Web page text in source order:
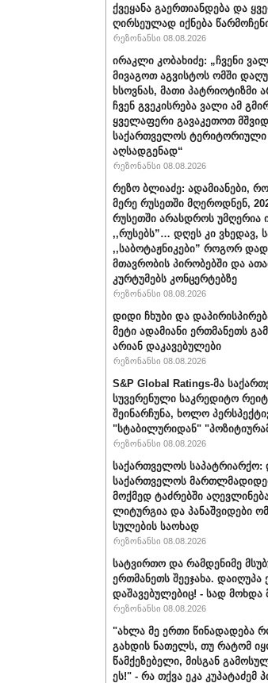
ქვეყანა გაერთიანდება და
ღირსეულად იქნება
რეზონანსი 08.08.2026
ირაკლი კობახიძე: „ჩვენი
მივაგოთ აგვისტოს ომში
ხსოვნას, მათი პატრიოტიზმი
ჩვენ გვეკისრება ვალი ამ
ყველაფერი გავაკეთოთ
საქართველოს ტერიტორიული
აღსადგენად“
რეზონანსი 08.08.2026
რეზო ბლიაძე: ადამიანები,
მერე რუსეთში მღეროდნენ,
რუსეთში არასდროს უმღერია
,,რუსებს”… დღეს კი ვხედავ,
,,საბოტაჟნიკები” როგორ
მთავრობის პირობებში და
კურტუმებს კონცერტებზე
რეზონანსი 08.08.2026
დიდი ჩხუბი და
მეტი ადამიანი ერთმანეთს
არიან დაკავებულები
რეზონანსი 08.08.2026
S&P Global Ratings-მა
სუვერენული საკრედიტო
შეინარჩუნა, ხოლო
"სტაბილურიდან"
რეზონანსი 08.08.2026
საქართველოს საპატრიარქო:
საქართველოს
მოქმედ ტაძრებში
ლიტურგია და პანაშვიდები
სულების საოხად
რეზონანსი 08.08.2026
სატვირთო და რამდენიმე
ერთმანეთს შეეჯახა. დაიღუპა
დაშავებულებიც! - სად მოხდა
რეზონანსი 08.08.2026
"ახლა მე ერთი წინადადება
გახდის ნათელს, თუ რატომ
წამქეზებელი, მისგან
ეს!" - რა თქვა ეკა კუპატაძემ